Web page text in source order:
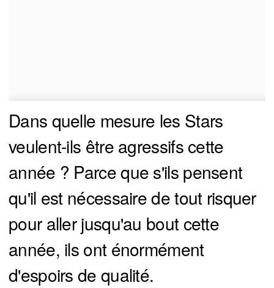
Dans quelle mesure les Stars
veulent-ils être agressifs cette
année ? Parce que s'ils pensent
qu'il est nécessaire de tout risquer
pour aller jusqu'au bout cette
année, ils ont énormément
d'espoirs de qualité.